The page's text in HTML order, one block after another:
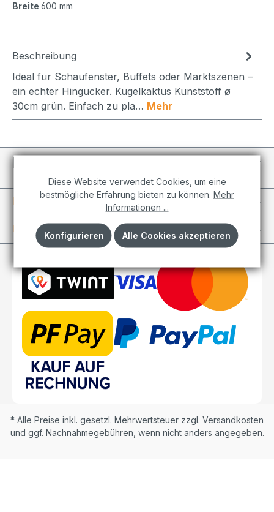
Breite 600 mm
Beschreibung
Ideal für Schaufenster, Buffets oder Marktszenen –
ein echter Hingucker. Kugelkaktus Kunststoff ø
30cm grün. Einfach zu pla… Mehr
Individuelle Projekte
Informationen
Kundenkonto
* Alle Preise inkl. gesetzl. Mehrwertsteuer zzgl. Versandkosten
und ggf. Nachnahmegebühren, wenn nicht anders angegeben.
Diese Website verwendet Cookies, um eine
bestmögliche Erfahrung bieten zu können. Mehr
Informationen ...
Konfigurieren Alle Cookies akzeptieren